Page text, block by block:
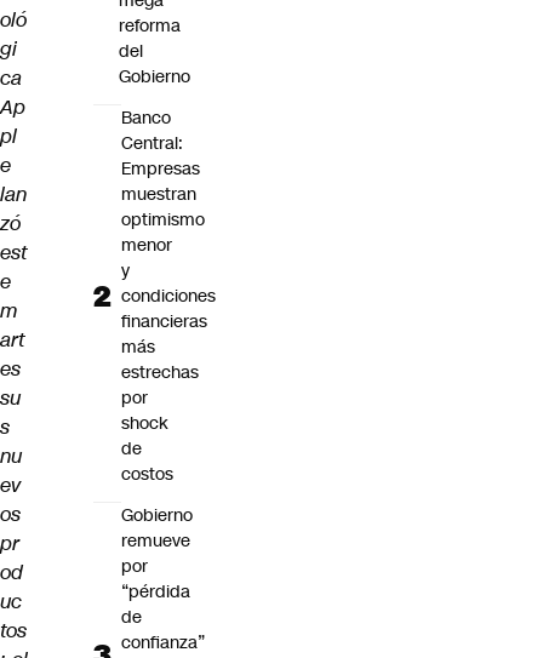
oló
gi
ca
Ap
pl
e
lan
zó
est
e
m
art
es
su
s
nu
ev
os
pr
od
uc
tos
reforma
del
Gobierno
Banco
Central:
Empresas
muestran
optimismo
menor
y
condiciones
financieras
más
estrechas
por
shock
de
costos
Gobierno
remueve
por
“pérdida
de
confianza”